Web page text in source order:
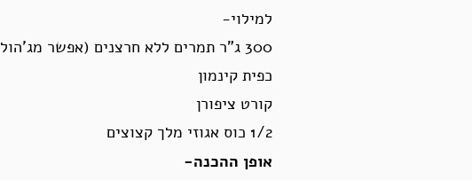
למילוי-
300 ג”ר תמרים ללא חרצנים (אפשר מג’הול או בואקום)
כפית קינמון
קורט ציפורן
1/2 כוס אגוזי מלך קצוצים
אופן ההכנה-